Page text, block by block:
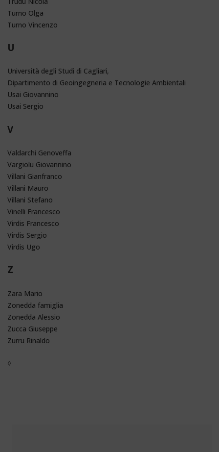
Turno Olga
Turno Vincenzo
U
Università degli Studi di Cagliari,
Dipartimento di Geoingegneria e Tecnologie Ambientali
Usai Giovannino
Usai Sergio
V
Valdarchi Genoveffa
Vargiolu Giovannino
Villani Gianfranco
Villani Mauro
Villani Stefano
Vinelli Francesco
Virdis Francesco
Virdis Sergio
Virdis Ugo
Z
Zara Mario
Zonedda famiglia
Zonedda Alessio
Zucca Giuseppe
Zurru Rinaldo
◊